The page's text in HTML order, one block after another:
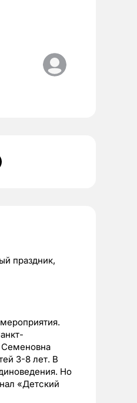
праздник,
Семеновна
3-8 лет. В
Но
«Детский